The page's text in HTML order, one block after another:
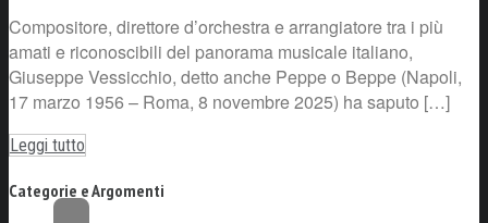
Compositore, direttore d’orchestra e arrangiatore tra i più
amati e riconoscibili del panorama musicale italiano,
Giuseppe Vessicchio, detto anche Peppe o Beppe (Napoli,
17 marzo 1956 – Roma, 8 novembre 2025) ha saputo […]
Leggi tutto
Categorie e Argomenti